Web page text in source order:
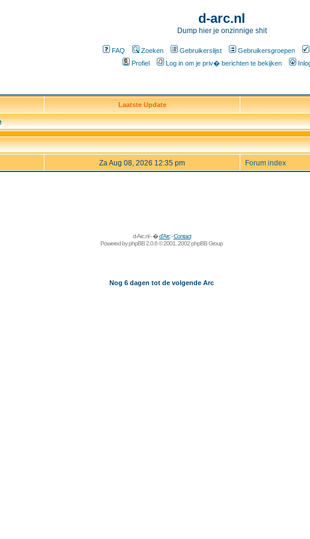
d-arc.nl
Dump hier je onzinnige shit
FAQ Zoeken Gebruikerslijst Gebruikersgroepen
Profiel
Log in om je priv� berichten te bekijken
Laatste Update
Za Aug 08, 2026 12:35 pm Forum index
d-Arc.nl - �d'Arc-Contact
Powered byphpBB2.0.6 © 2001, 2002 phpBB Group
Nog 6 dagen tot de volgende Arc